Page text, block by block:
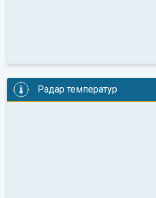
Радар температур